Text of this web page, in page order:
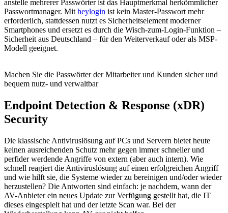
anstelle mehrerer Passwörter ist das Hauptmerkmal herkömmlicher
Passwortmanager. Mit heylogin ist kein Master-Passwort mehr
erforderlich, stattdessen nutzt es Sicherheitselement moderner
Smartphones und ersetzt es durch die Wisch-zum-Login-Funktion –
Sicherheit aus Deutschland – für den Weiterverkauf oder als MSP-
Modell geeignet.
Machen Sie die Passwörter der Mitarbeiter und Kunden sicher und
bequem nutz- und verwaltbar
Endpoint Detection & Response (xDR)
Security
Die klassische Antiviruslösung auf PCs und Servern bietet heute
keinen ausreichenden Schutz mehr gegen immer schneller und
perfider werdende Angriffe von extern (aber auch intern). Wie
schnell reagiert die Antiviruslösung auf einen erfolgreichen Angriff
und wie hilft sie, die Systeme wieder zu bereinigen und/oder wieder
herzustellen? Die Antworten sind einfach: je nachdem, wann der
AV-Anbieter ein neues Update zur Verfügung gestellt hat, die IT
dieses eingespielt hat und der letzte Scan war. Bei der